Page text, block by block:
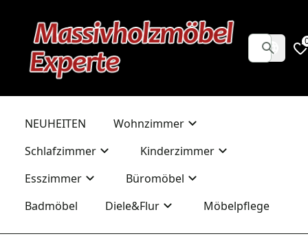
NEUHEITEN
Wohnzimmer
Schlafzimmer
Kinderzimmer
Esszimmer
Büromöbel
Badmöbel
Diele&Flur Möbelpflege